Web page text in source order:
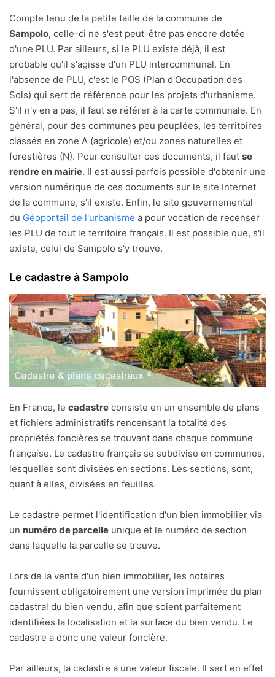
Compte tenu de la petite taille de la commune de
Sampolo, celle-ci ne s'est peut-être pas encore dotée
d'une PLU. Par ailleurs, si le PLU existe déjà, il est
probable qu'il s'agisse d'un PLU intercommunal. En
l'absence de PLU, c'est le POS (Plan d'Occupation des
Sols) qui sert de référence pour les projets d'urbanisme.
S'il n'y en a pas, il faut se référer à la carte communale. En
général, pour des communes peu peuplées, les territoires
classés en zone A (agricole) et/ou zones naturelles et
forestières (N). Pour consulter ces documents, il faut se
rendre en mairie. Il est aussi parfois possible d'obtenir une
version numérique de ces documents sur le site Internet
de la commune, s'il existe. Enfin, le site gouvernemental
du Géoportail de l'urbanisme a pour vocation de recenser
les PLU de tout le territoire français. Il est possible que, s'il
existe, celui de Sampolo s'y trouve.
Le cadastre à Sampolo
En France, le cadastre consiste en un ensemble de plans
et fichiers administratifs rencensant la totalité des
propriétés foncières se trouvant dans chaque commune
française. Le cadastre français se subdivise en communes,
lesquelles sont divisées en sections. Les sections, sont,
quant à elles, divisées en feuilles.
Le cadastre permet l'identification d'un bien immobilier via
un numéro de parcelle unique et le numéro de section
dans laquelle la parcelle se trouve.
Lors de la vente d'un bien immobilier, les notaires
fournissent obligatoirement une version imprimée du plan
cadastral du bien vendu, afin que soient parfaitement
identifiées la localisation et la surface du bien vendu. Le
cadastre a donc une valeur foncière.
Par ailleurs, la cadastre a une valeur fiscale. Il sert en effet